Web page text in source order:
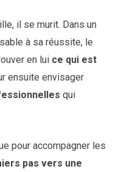
il se murit. Dans un
à sa réussite, le
en lui ce qui est
ensuite envisager
qui
pour accompagner les
pas vers une